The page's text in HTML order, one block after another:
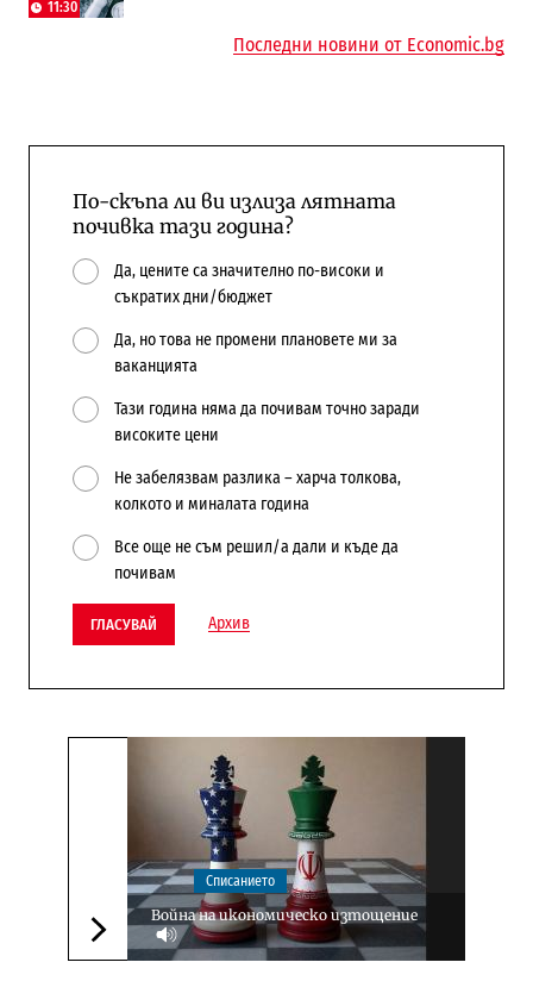
11:30
10:12
Последни новини от Economic.bg
По-скъпа ли ви излиза лятната
почивка тази година?
Да, цените са значително по-високи и
съкратих дни/бюджет
Да, но това не промени плановете ми за
ваканцията
Тази година няма да почивам точно заради
високите цени
Не забелязвам разлика – харча толкова,
колкото и миналата година
Все още не съм решил/а дали и къде да
почивам
ГЛАСУВАЙ Архив
Следваща новина
Списанието
Война на икономическо изтощение